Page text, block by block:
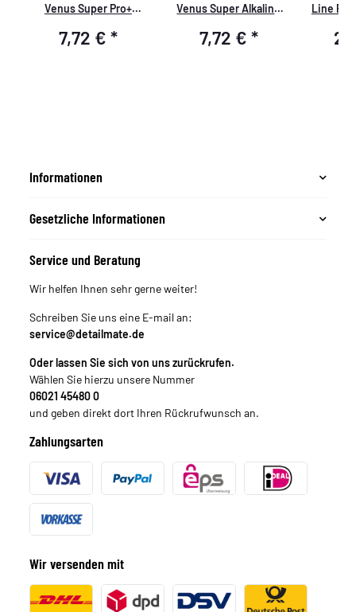
Venus Super Pro+
7,72 € *
Venus Super Alkaline
7,72 € *
Line
Informationen
Gesetzliche Informationen
Service und Beratung
Wir helfen Ihnen sehr gerne weiter!
Schreiben Sie uns eine E-mail an:
service@detailmate.de
Oder lassen Sie sich von uns zurückrufen.
Wählen Sie hierzu unsere Nummer
06021 45480 0
und geben direkt dort Ihren Rückrufwunsch an.
Zahlungsarten
Wir versenden mit